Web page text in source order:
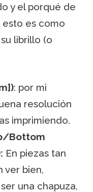
y el porqué de
esto es como
librillo (o
: por mi
resolución
imprimiendo.
Bottom
En piezas tan
ver bien,
una chapuza,